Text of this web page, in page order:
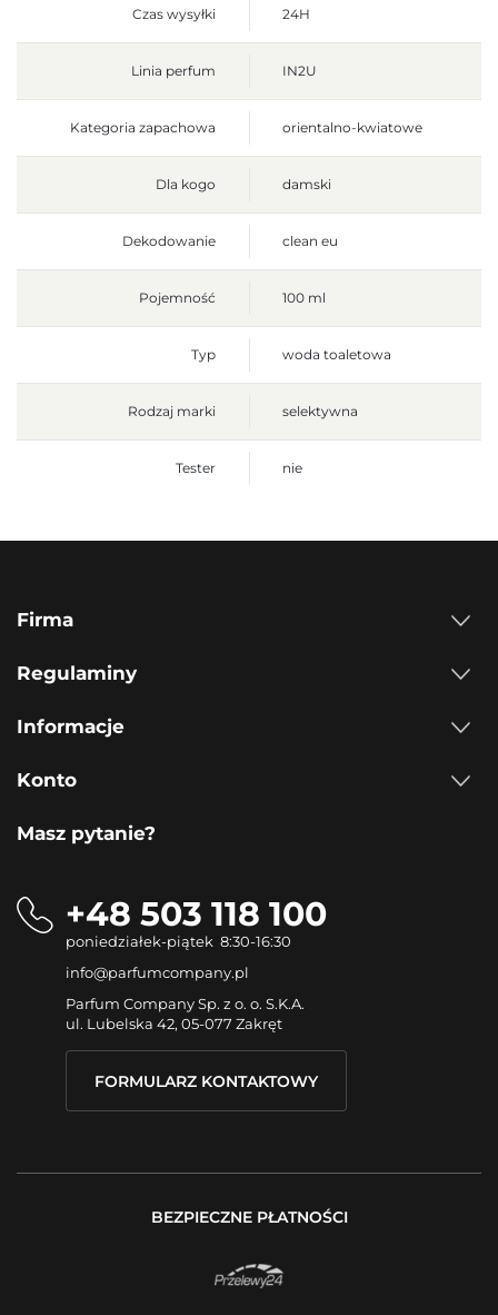
Czas wysyłki 24H
Linia perfum IN2U
Kategoria zapachowa orientalno-kwiatowe
Dla kogo damski
Dekodowanie clean eu
Pojemność 100 ml
Typ woda toaletowa
Rodzaj marki selektywna
Tester nie
Firma
Regulaminy
Informacje
Konto
Masz pytanie?
+48 503 118 100
poniedziałek-piątek 8:30-16:30
info@parfumcompany.pl
Parfum Company Sp. z o. o. S.K.A.
ul. Lubelska 42, 05-077 Zakręt
FORMULARZ KONTAKTOWY
BEZPIECZNE PŁATNOŚCI